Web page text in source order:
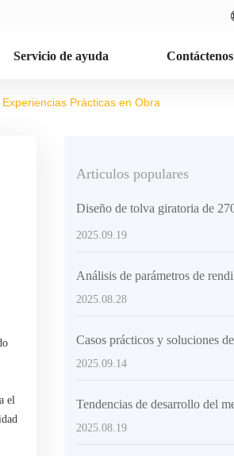
Servicio de ayuda Contáctenos
Prácticas en Obra
el
Articulos populares
2025.09.19
2025.08.28
2025.09.14
2025.08.19